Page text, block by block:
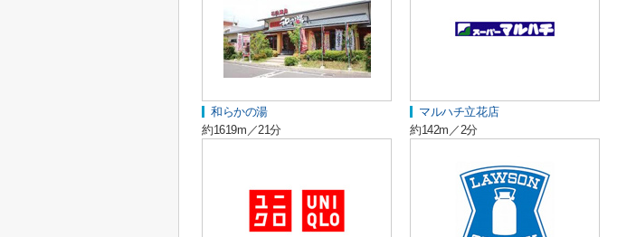
和らかの湯
約1619m／21分
マルハチ立花店
約142m／2分